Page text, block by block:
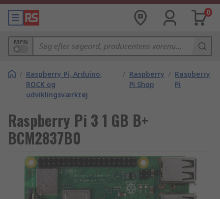
0
MPN
/ Raspberry Pi, Arduino,
ROCK og
udviklingsværktøj
/ Raspberry
Pi Shop
/ Raspberry
Pi
Raspberry Pi 3 1 GB B+
BCM2837B0